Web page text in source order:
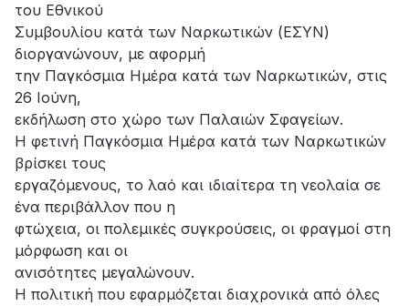
του Εθνικού
Συμβουλίου κατά των Ναρκωτικών (ΕΣΥΝ)
διοργανώνουν, με αφορμή
την Παγκόσμια Ημέρα κατά των Ναρκωτικών, στις
26 Ιούνη,
εκδήλωση στο χώρο των Παλαιών Σφαγείων.
Η φετινή Παγκόσμια Ημέρα κατά των Ναρκωτικών
βρίσκει τους
εργαζόμενους, το λαό και ιδιαίτερα τη νεολαία σε
ένα περιβάλλον που η
φτώχεια, οι πολεμικές συγκρούσεις, οι φραγμοί στη
μόρφωση και οι
ανισότητες μεγαλώνουν.
Η πολιτική που εφαρμόζεται διαχρονικά από όλες